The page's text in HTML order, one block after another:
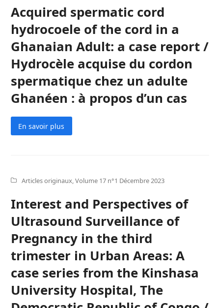
Acquired spermatic cord
hydrocoele of the cord in a
Ghanaian Adult: a case report /
Hydrocèle acquise du cordon
spermatique chez un adulte
Ghanéen : à propos d’un cas
En savoir plus
Articles originaux,Volume 17 n°1 Décembre 2023
Interest and Perspectives of
Ultrasound Surveillance of
Pregnancy in the third
trimester in Urban Areas: A
case series from the Kinshasa
University Hospital, The